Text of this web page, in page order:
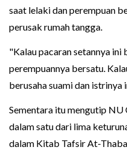
saat lelaki dan perempuan
perusak rumah tangga.
"Kalau pacaran setannya ini
perempuannya bersatu.
berusaha suami dan istrinya
Sementara itu mengutip NU
dalam satu dari lima
dalam Kitab Tafsir At-